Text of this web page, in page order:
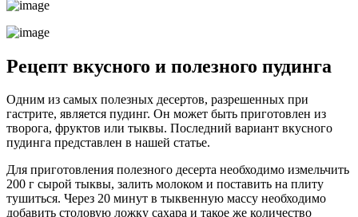
Рецепт вкусного и полезного пудинга
Одним из самых полезных десертов, разрешенных при
гастрите, является пудинг. Он может быть приготовлен из
творога, фруктов или тыквы. Последний вариант вкусного
пудинга представлен в нашей статье.
Для приготовления полезного десерта необходимо измельчить
200 г сырой тыквы, залить молоком и поставить на плиту
тушиться. Через 20 минут в тыквенную массу необходимо
добавить столовую ложку сахара и такое же количество